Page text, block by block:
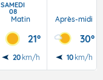
SAMEDI
08
Matin
21°
20 km/h
Après-midi
30°
10 km/h